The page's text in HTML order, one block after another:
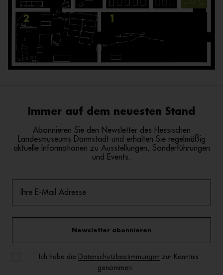
Immer auf dem neuesten Stand
Abonnieren Sie den Newsletter des Hessischen
Landesmuseums Darmstadt und erhalten Sie regelmäßig
aktuelle Informationen zu Ausstellungen, Sonderführungen
und Events.
Ich habe die Datenschutzbestimmungen zur Kenntnis
genommen.
Newsletter abonnieren